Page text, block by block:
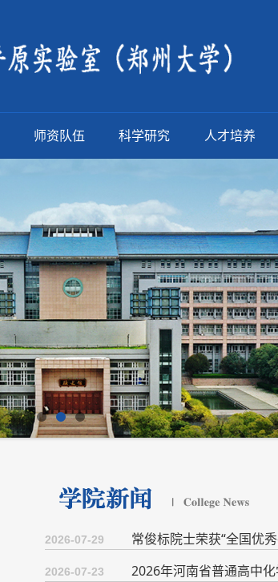
师资队伍 科学研究 人才培养
2026-07-29 常俊标院士荣获“全国优
2026-07-23 2026年河南省普通高中